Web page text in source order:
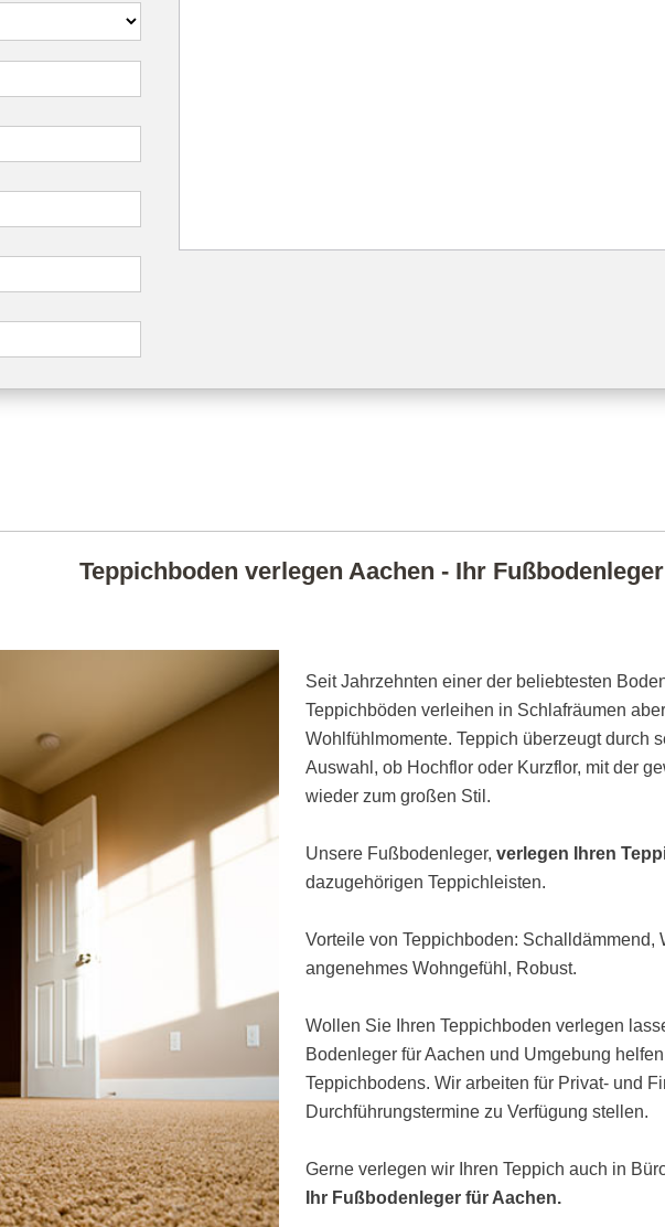
Teppichboden verlegen Aachen - Ihr
Seit Jahrzehnten einer der beliebtesten
Teppichböden verleihen in Schlafräumen
Wohlfühlmomente. Teppich überzeugt durch
Auswahl, ob Hochflor oder Kurzflor, mit der
wieder zum großen Stil.
Unsere Fußbodenleger,verlegen Ihren
dazugehörigen Teppichleisten.
Vorteile von Teppichboden:
angenehmes Wohngefühl, Robust.
Wollen Sie Ihren Teppichboden verlegen
Bodenleger für Aachen und Umgebung
Teppichbodens. Wir arbeiten für Privat- und
Durchführungstermine zu Verfügung stellen.
Gerne verlegen wir Ihren Teppich auch in
Ihr Fußbodenleger für Aachen.